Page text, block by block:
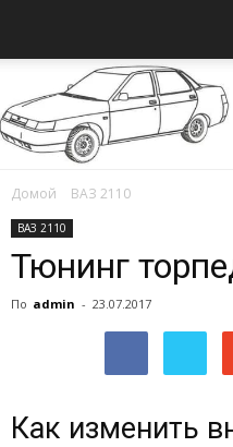
Домой ВАЗ 2110
ВАЗ 2110
Тюнинг
По admin - 23.07.2017
Как изменить